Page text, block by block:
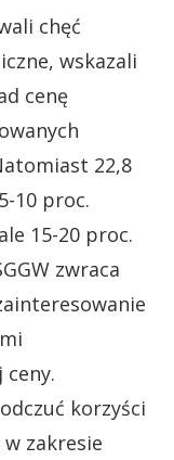
chęć
wskazali
cenę
22,8
10 proc.
15-20 proc.
zwraca
ceny.
korzyści
zakresie